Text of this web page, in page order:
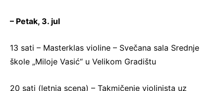
– Petak, 3. jul
13 sati – Masterklas violine – Svečana sala Srednje
škole „Miloje Vasić“ u Velikom Gradištu
20 sati (letnja scena) – Takmičenje violinista uz